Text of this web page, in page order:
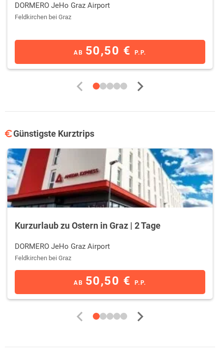
DORMERO JeHo Graz Airport
Feldkirchen bei Graz
AB 50,50 € P.P.
Günstigste Kurztrips
Kurzurlaub zu Ostern in Graz | 2 Tage
DORMERO JeHo Graz Airport
Feldkirchen bei Graz
AB 50,50 € P.P.